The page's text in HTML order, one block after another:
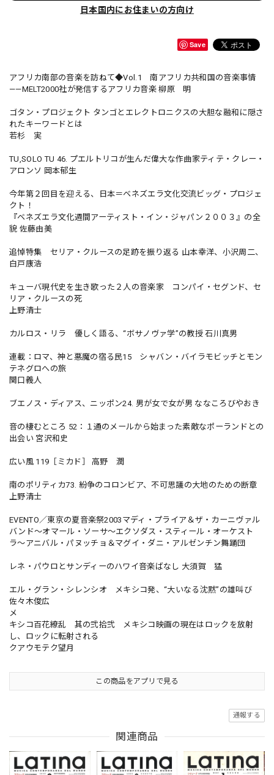
日本国内にお住まいの方向け
Save
アフリカ南部の音楽を訪ねて◆Vol.1 南アフリカ共和国の音楽事情
——MELT2000社が発信するアフリカ音楽 柳原 明
ゴタン・プロジェクト タンゴとエレクトロニクスの大胆な融和に隠さ
れたキーワードとは
若杉 実
TU,SOLO TU 46. プエルトリコが生んだ偉大な作曲家ティテ・クレー・
アロンソ 岡本郁生
今年第２回目を迎える、日本＝ベネズエラ文化交流ビッグ・プロジェ
クト！
『ベネズエラ文化週間アーティスト・イン・ジャパン２００３』の全
貌 佐藤由美
追悼特集 セリア・クルースの足跡を振り返る 山本幸洋、小沢周二、
白戸康浩
キューバ現代史を生き歌った２人の音楽家 コンパイ・セグンド、セ
リア・クルースの死
上野清士
カルロス・リラ 優しく語る、“ボサノヴァ学”の教授 石川真男
連載：ロマ、神と悪魔の宿る民15 シャバン・バイラモビッチとモン
テネグロへの旅
関口義人
ブエノス・ディアス、ニッポン24. 男が女で女が男 ななころびやおき
音の棲むところ 52：１通のメールから始まった素敵なポーランドとの
出会い 宮沢和史
広い風 119［ミカド］ 高野 潤
南のポリティカ73. 紛争のコロンビア、不可思議の大地のための断章
上野清士
EVENTO／東京の夏音楽祭2003マディ・プライア＆ザ・カーニヴァル
バンド〜オマール・ソーサ〜エクソダス・スティール・オーケスト
ラ〜アニバル・パヌッチョ＆マグイ・ダニ・アルゼンチン舞踊団
レネ・パウロとサンディーのハワイ音楽ばなし 大須賀 猛
エル・グラン・シレンシオ メキシコ発、“大いなる沈黙”の雄叫び
佐々木俊広
メ
キシコ百花繚乱 其の弐拾弐 メキシコ映画の現在はロックを放射
し、ロックに転射される
クアウモテク望月
この商品をアプリで見る
通報する
関連商品